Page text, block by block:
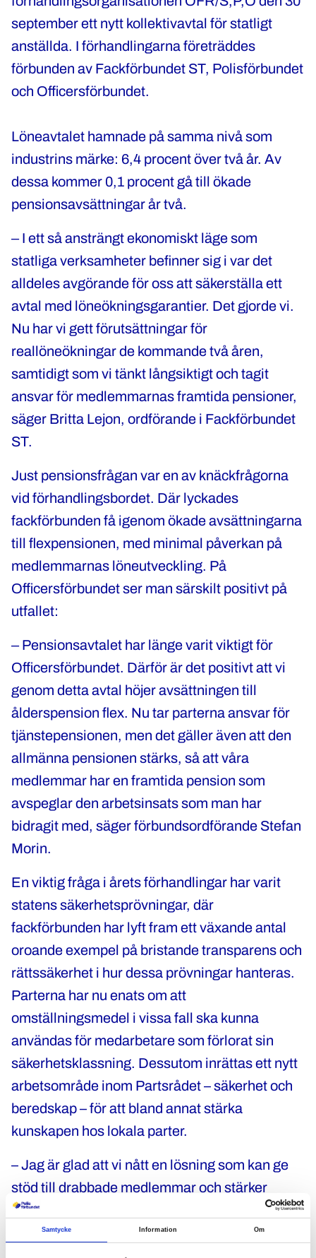
Samtycke Information Om
september ett nytt kollektivavtal för statligt
anställda. I förhandlingarna företräddes
förbunden av Fackförbundet ST, Polisförbundet
och Officersförbundet.
Löneavtalet hamnade på samma nivå som
industrins märke: 6,4 procent över två år. Av
dessa kommer 0,1 procent gå till ökade
pensionsavsättningar år två.
‒ I ett så ansträngt ekonomiskt läge som
statliga verksamheter befinner sig i var det
alldeles avgörande för oss att säkerställa ett
avtal med löneökningsgarantier. Det gjorde vi.
Nu har vi gett förutsättningar för
reallöneökningar de kommande två åren,
samtidigt som vi tänkt långsiktigt och tagit
ansvar för medlemmarnas framtida pensioner,
säger Britta Lejon, ordförande i Fackförbundet
ST.
Just pensionsfrågan var en av knäckfrågorna
vid förhandlingsbordet. Där lyckades
fackförbunden få igenom ökade avsättningarna
till flexpensionen, med minimal påverkan på
medlemmarnas löneutveckling. På
Officersförbundet ser man särskilt positivt på
utfallet:
‒ Pensionsavtalet har länge varit viktigt för
Officersförbundet. Därför är det positivt att vi
genom detta avtal höjer avsättningen till
ålderspension flex. Nu tar parterna ansvar för
tjänstepensionen, men det gäller även att den
allmänna pensionen stärks, så att våra
medlemmar har en framtida pension som
avspeglar den arbetsinsats som man har
bidragit med, säger förbundsordförande Stefan
Morin.
En viktig fråga i årets förhandlingar har varit
statens säkerhetsprövningar, där
fackförbunden har lyft fram ett växande antal
oroande exempel på bristande transparens och
rättssäkerhet i hur dessa prövningar hanteras.
Parterna har nu enats om att
omställningsmedel i vissa fall ska kunna
användas för medarbetare som förlorat sin
säkerhetsklassning. Dessutom inrättas ett nytt
arbetsområde inom Partsrådet – säkerhet och
beredskap – för att bland annat stärka
kunskapen hos lokala parter.
– Jag är glad att vi nått en lösning som kan ge
stöd till drabbade medlemmar och stärker
förståelsen för dessa komplexa frågor, säger
Polisförbundets ordförande Katharina von